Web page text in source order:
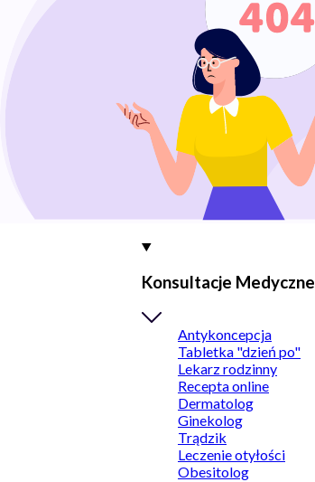
Konsultacje Medyczne
Antykoncepcja
Tabletka "dzień po"
Lekarz rodzinny
Recepta online
Dermatolog
Ginekolog
Trądzik
Leczenie otyłości
Obesitolog